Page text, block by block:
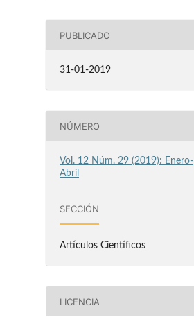
PUBLICADO
31-01-2019
NÚMERO
Vol. 12 Núm. 29 (2019): Enero-
Abril
SECCIÓN
Artículos Científicos
LICENCIA